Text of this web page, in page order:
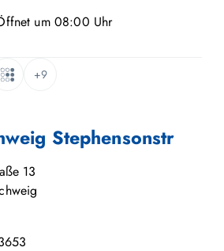
um 08:00 Uhr
+9
Stephensonstr
13